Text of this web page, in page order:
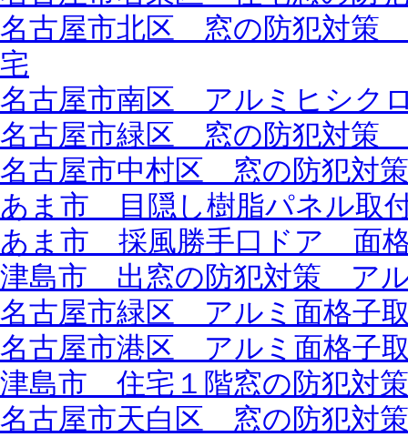
名古屋市北区 窓の防犯対策
宅
名古屋市南区 アルミヒシク
名古屋市緑区 窓の防犯対策
名古屋市中村区 窓の防犯対
あま市 目隠し樹脂パネル取
あま市 採風勝手口ドア 面
津島市 出窓の防犯対策 アル
名古屋市緑区 アルミ面格子
名古屋市港区 アルミ面格子
津島市 住宅１階窓の防犯対
名古屋市天白区 窓の防犯対